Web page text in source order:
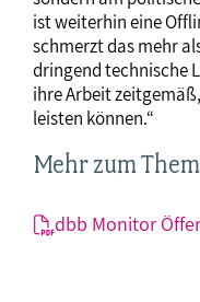
ist weiterhin eine
schmerzt das mehr
dringend technische
ihre Arbeit
leisten können.“
Mehr zum
dbb Monitor